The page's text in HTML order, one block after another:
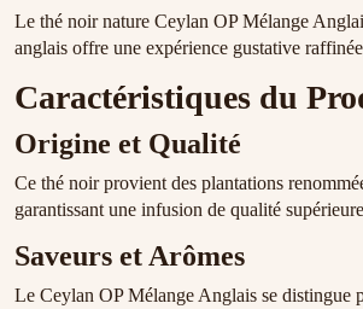
Le thé noir nature Ceylan OP Mélange
anglais offre une expérience gustative
Caractéristiques du
Origine et Qualité
Ce thé noir provient des plantations
garantissant une infusion de qualité
Saveurs et Arômes
Le Ceylan OP Mélange Anglais se distingue